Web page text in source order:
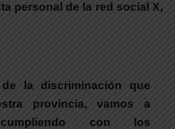
personal de la red social X,
la discriminación que
provincia, vamos a
con los